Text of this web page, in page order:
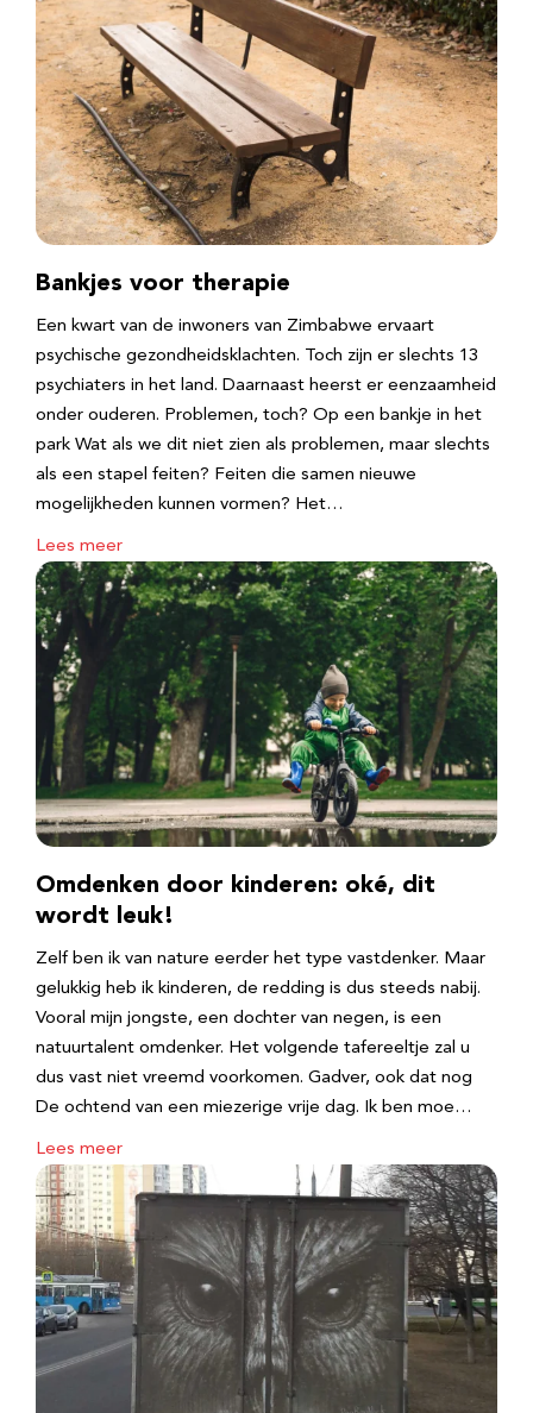
Bankjes voor therapie
Een kwart van de inwoners van Zimbabwe ervaart
psychische gezondheidsklachten. Toch zijn er slechts 13
psychiaters in het land. Daarnaast heerst er eenzaamheid
onder ouderen. Problemen, toch? Op een bankje in het
park Wat als we dit niet zien als problemen, maar slechts
als een stapel feiten? Feiten die samen nieuwe
mogelijkheden kunnen vormen? Het…
Lees meer
Omdenken door kinderen: oké, dit
wordt leuk!
Zelf ben ik van nature eerder het type vastdenker. Maar
gelukkig heb ik kinderen, de redding is dus steeds nabij.
Vooral mijn jongste, een dochter van negen, is een
natuurtalent omdenker. Het volgende tafereeltje zal u
dus vast niet vreemd voorkomen. Gadver, ook dat nog
De ochtend van een miezerige vrije dag. Ik ben moe…
Lees meer